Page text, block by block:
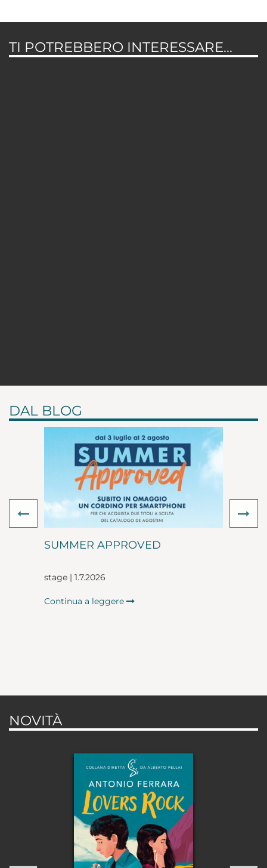
TI POTREBBERO INTERESSARE...
DAL BLOG
SUMMER APPROVED
stage | 1.7.2026
Continua a leggere
Previous
NOVITÀ